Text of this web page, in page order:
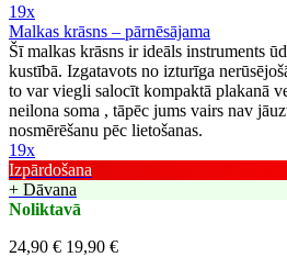
19x
Malkas krāsns – pārnēsājama
Šī malkas krāsns ir ideāls instruments
kustībā. Izgatavots no izturīga
to var viegli salocīt kompaktā plakanā
neilona soma , tāpēc jums vairs nav
nosmērēšanu pēc lietošanas.
19x
Izpārdošana
+ Dāvana
Noliktavā
24,90 € 19,90 €